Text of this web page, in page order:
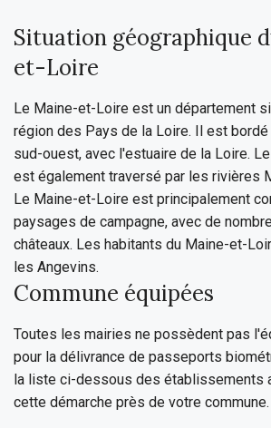
Situation géographique
et-Loire
Le Maine-et-Loire est un département
région des Pays de la Loire. Il est bordé
sud-ouest, avec l'estuaire de la Loire.
est également traversé par les rivières
Le Maine-et-Loire est principalement
paysages de campagne, avec de
châteaux. Les habitants du Maine-et-
les Angevins.
Commune équipées
Toutes les mairies ne possèdent pas
pour la délivrance de passeports
la liste ci-dessous des établissements
cette démarche près de votre commune.